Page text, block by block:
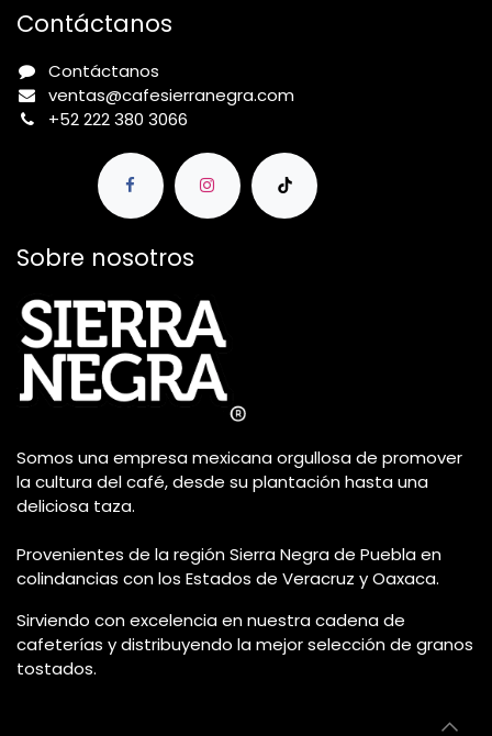
Contáctanos
Contáctanos
ventas@cafesierranegra.com
+52 222 380 3066
Sobre nosotros
Somos una empresa mexicana orgullosa de promover
la cultura del café, desde su plantación hasta una
deliciosa taza.
Provenientes de la región Sierra Negra de Puebla en
colindancias con los Estados de Veracruz y Oaxaca.
Sirviendo con excelencia en nuestra cadena de
cafeterías y distribuyendo la mejor selección de granos
tostados.